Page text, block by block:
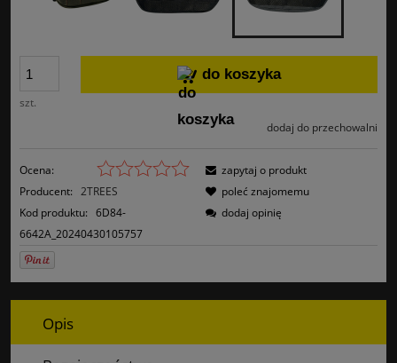
szt.
do koszyka
dodaj do przechowalni
Ocena:
Producent: 2TREES
Kod produktu: 6D84-
6642A_20240430105757
zapytaj o produkt
poleć znajomemu
dodaj opinię
Opis